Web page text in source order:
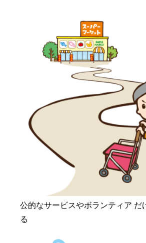
公的なサービスやボランティア だ
る